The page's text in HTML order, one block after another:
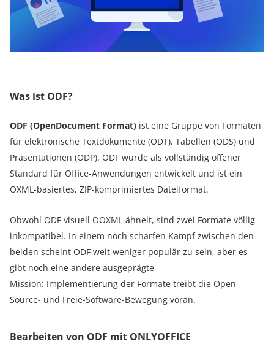
Was ist ODF?
ODF (OpenDocument Format) ist eine Gruppe von Formaten
für elektronische Textdokumente (ODT), Tabellen (ODS) und
Präsentationen (ODP). ODF wurde als vollständig offener
Standard für Office-Anwendungen entwickelt und ist ein
OXML-basiertes, ZIP-komprimiertes Dateiformat.
Obwohl ODF visuell OOXML ähnelt, sind zwei Formate völlig
inkompatibel. In einem noch scharfen Kampfzwischen den
beiden scheint ODF weit weniger populär zu sein, aber es
gibt noch eine andere ausgeprägte
Mission: Implementierung der Formate treibt die Open-
Source- und Freie-Software-Bewegung voran.
Bearbeiten von ODF mit ONLYOFFICE